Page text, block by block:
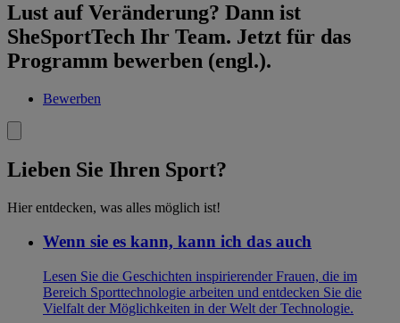
Lust auf Veränderung? Dann ist
SheSportTech Ihr Team. Jetzt für das
Programm bewerben (engl.).
Bewerben
Lieben Sie Ihren Sport?
Hier entdecken, was alles möglich ist!
Wenn sie es kann, kann ich das auch
Lesen Sie die Geschichten inspirierender Frauen, die im
Bereich Sporttechnologie arbeiten und entdecken Sie die
Vielfalt der Möglichkeiten in der Welt der Technologie.